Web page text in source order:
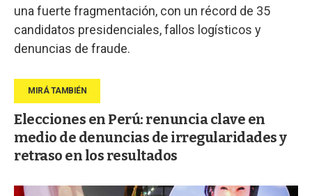
una fuerte fragmentación, con un récord de 35
candidatos presidenciales, fallos logísticos y
denuncias de fraude.
Elecciones en Perú: renuncia clave en
medio de denuncias de irregularidades y
retraso en los resultados